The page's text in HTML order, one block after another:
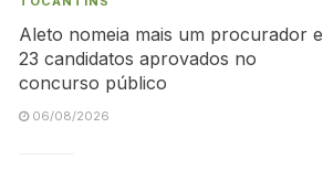
Aleto nomeia mais um procurador e
23 candidatos aprovados no
concurso público
06/08/2026